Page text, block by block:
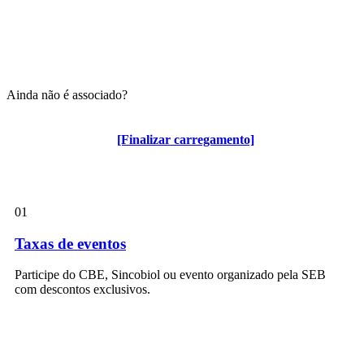
[Finalizar carregamento]
Ainda não é associado?
Algumas vantagens para associados
01
Taxas de eventos
Participe do CBE, Sincobiol ou evento organizado pela SEB
com descontos exclusivos.